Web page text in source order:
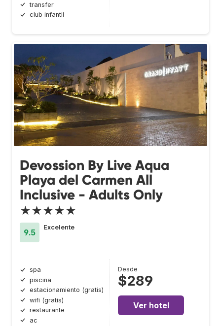
transfer
club infantil
Devossion By Live Aqua
Playa del Carmen All
Inclusive - Adults Only
★★★★★
9.5
Excelente
spa
piscina
estacionamiento (gratis)
wifi (gratis)
restaurante
ac
Desde
$289
Ver hotel